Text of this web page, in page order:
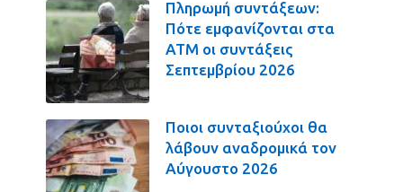
Πληρωμή συντάξεων:
Πότε εμφανίζονται στα
ΑΤΜ οι συντάξεις
Σεπτεμβρίου 2026
Ποιοι συνταξιούχοι θα
λάβουν αναδρομικά τον
Αύγουστο 2026